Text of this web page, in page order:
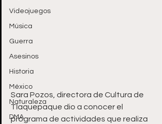
Videojuegos
Música
Guerra
Asesinos
Historia
México
Naturaleza
DMA
Sara Pozos, directora de Cultura de
Tlaquepaque dio a conocer el
programa de actividades que realiza